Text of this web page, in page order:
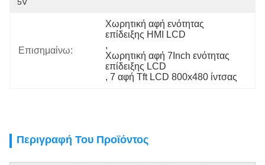
Επισημαίνω:
Χωρητική αφή ενότητας
επίδειξης HMI LCD
,
Χωρητική αφή 7Inch ενότητας
επίδειξης LCD
, 7 αφή Tft LCD 800x480 ίντσας
Περιγραφή Του Προϊόντος